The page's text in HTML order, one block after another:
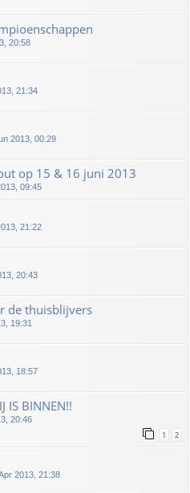
20:58
21:34
2013, 00:29
op 15 & 16 juni 2013
09:45
21:22
20:43
de thuisblijvers
19:31
18:57
IS BINNEN!!
20:46
1 2
2013, 21:38